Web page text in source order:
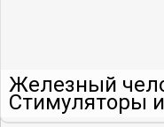
Железный
Стимуляторы